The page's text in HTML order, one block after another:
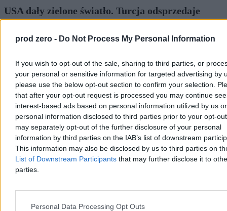
prod zero - Do Not Process My Personal Information
If you wish to opt-out of the sale, sharing to third parties, or
your personal or sensitive information for targeted advertising by
please use the below opt-out section to confirm your selection.
that after your opt-out request is processed you may continue
interest-based ads based on personal information utilized by us or
personal information disclosed to third parties prior to your opt-
may separately opt-out of the further disclosure of your personal
information by third parties on the IAB’s list of downstream
This information may also be disclosed by us to third parties on
List of Downstream Participants that may further disclose it to
parties.
Personal Data Processing Opt Outs
USA dały zielone światło. Turcja odsprzedaje
Ukrainie pokaźny pakiet broni
Ukraina pozyska z Turcji pokaźny pakiet amunicji i ciężkiego
M270. Transakcja wymagała zielonego światła od Stanów
Zjednoczonych, które wydał już Departament Stanu. O szczegółach
poinformował ukraiński portal Militarny.
Agnieszka Waś-Turecka
Dzisiaj 12:37
2 min
Reklama
Reklama